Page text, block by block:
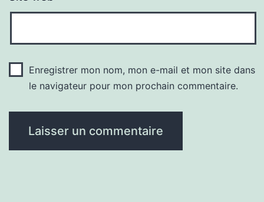
Enregistrer mon nom, mon e-mail et mon site dans
le navigateur pour mon prochain commentaire.